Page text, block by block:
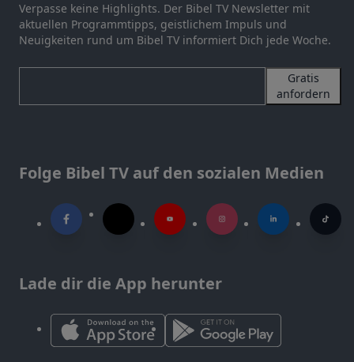
Verpasse keine Highlights. Der Bibel TV Newsletter mit
aktuellen Programmtipps, geistlichem Impuls und
Neuigkeiten rund um Bibel TV informiert Dich jede Woche.
Gratis
anfordern
Folge Bibel TV auf den sozialen Medien
Lade dir die App herunter